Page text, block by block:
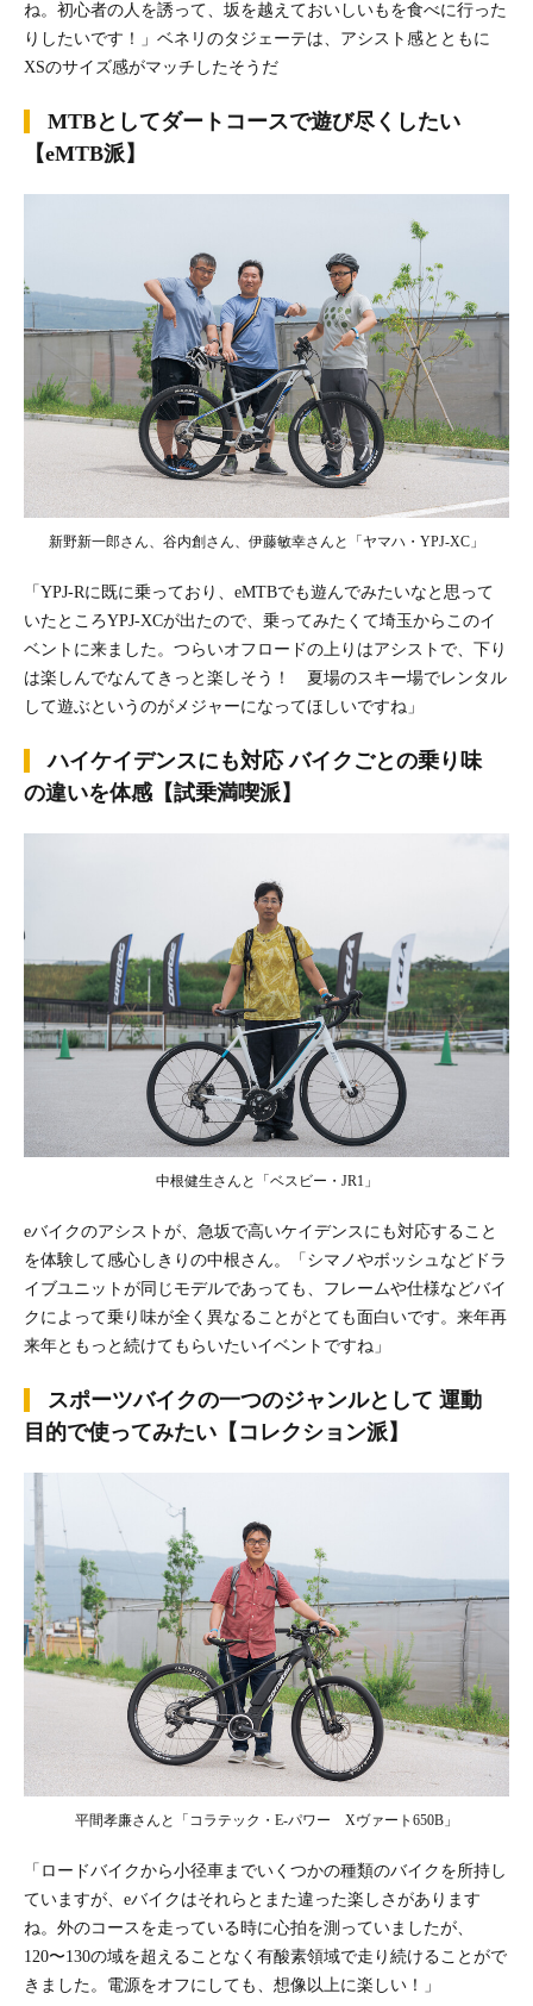
ね。初心者の人を誘って、坂を越えておいしいもを食べに行った
りしたいです！」ベネリのタジェーテは、アシスト感とともに
XSのサイズ感がマッチしたそうだ
MTBとしてダートコースで遊び尽くしたい
【eMTB派】
新野新一郎さん、谷内創さん、伊藤敏幸さんと「ヤマハ・YPJ-XC」
「YPJ-Rに既に乗っており、eMTBでも遊んでみたいなと思って
いたところYPJ-XCが出たので、乗ってみたくて埼玉からこのイ
ベントに来ました。つらいオフロードの上りはアシストで、下り
は楽しんでなんてきっと楽しそう！ 夏場のスキー場でレンタル
して遊ぶというのがメジャーになってほしいですね」
ハイケイデンスにも対応 バイクごとの乗り味
の違いを体感【試乗満喫派】
中根健生さんと「ベスビー・JR1」
eバイクのアシストが、急坂で高いケイデンスにも対応すること
を体験して感心しきりの中根さん。「シマノやボッシュなどドラ
イブユニットが同じモデルであっても、フレームや仕様などバイ
クによって乗り味が全く異なることがとても面白いです。来年再
来年ともっと続けてもらいたいイベントですね」
スポーツバイクの一つのジャンルとして 運動
目的で使ってみたい【コレクション派】
平間孝廉さんと「コラテック・E-パワー Xヴァート650B」
「ロードバイクから小径車までいくつかの種類のバイクを所持し
ていますが、eバイクはそれらとまた違った楽しさがあります
ね。外のコースを走っている時に心拍を測っていましたが、
120〜130の域を超えることなく有酸素領域で走り続けることがで
きました。電源をオフにしても、想像以上に楽しい！」